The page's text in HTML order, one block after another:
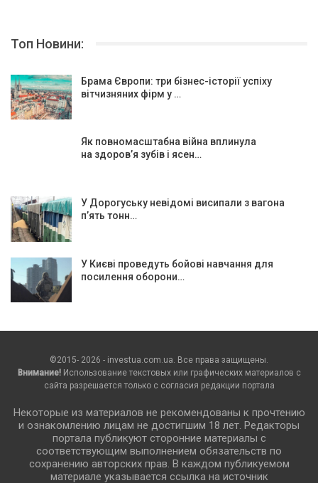
Топ Новини:
Брама Європи: три бізнес-історії успіху
вітчизняних фірм у …
Як повномасштабна війна вплинула
на здоров’я зубів і ясен…
У Дорогуську невідомі висипали з вагона
пʼять тонн…
У Києві проведуть бойові навчання для
посилення оборони…
©2015- 2026 - investua.com.ua. Все права защищены.
Внимание!Использование текстовых или графических материалов с
сайта разрешается только c согласия редакции портала
Некоторые из материалов не рекомендованы к прочтению
и ознакомлению лицам не достигшим 18 лет. Редакторы
портала публикуют сторонние материалы с
соответствующим выполнением обязательств по
сохранению авторских прав. В каждом публикуемом
материале указывается ссылка на источник